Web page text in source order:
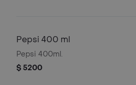
Pepsi 400 ml
Pepsi 400ml.
$ 5200